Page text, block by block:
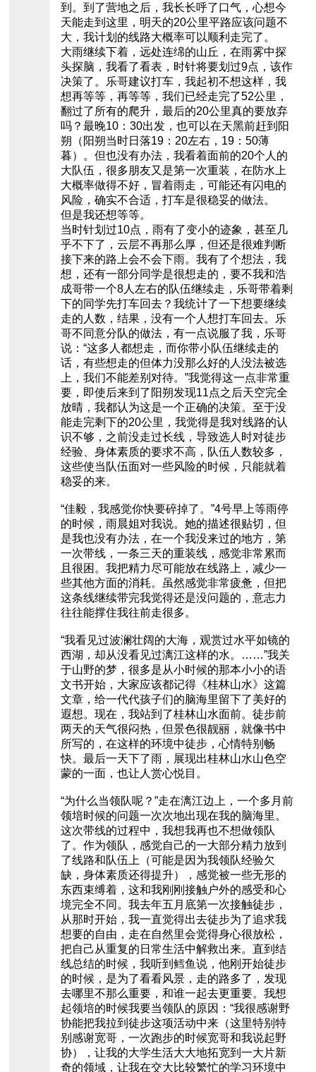
到。到了营地之后，我长长呼了口气，心想今
天能走到这里，明天的20公里平路应该问题不
大，我计划的线路大概率可以顺利走完了。
大雨继续下着，远处连绵的山丘，在雨雾中探
头探脑，我看了看表，时针将要划过9点，该作
决策了。乐哥建议打车，我起初不想这样，我
想再等等，再等等，我们已经走完了52公里，
翻过了所有的爬升，最后的20公里真的要放弃
吗？最晚10：30出发，也可以在天黑前赶到阳
朔（阳朔当时日落19：20左右，19：50薄
暮）。但也没有办法，我看着面前的20个人的
大队伍，很多朋友又是第一次重装，在防水上
大概率做得不好，冒着雨走，可能还有闪电的
风险，确实不合适，打车是很稳妥的做法。
但是我还想等等。
当时针划过10点，雨有了变小的迹象，甚至几
乎不下了，云层不再那么厚，但还是很难判断
接下来的路上会不会下雨。我有了个想法，我
想，还有一部分同学是很想走的，要不我和浩
成哥带一个8人左右的队伍继续走，乐哥带着剩
下的同学先打车回去？我统计了一下想要继续
走的人数，结果，没有一个人想打车回去。乐
哥不同意分队的做法，有一点说服了我，乐哥
说：“这多人都想走，而你带小队伍继续走的
话，有些想走的但体力没那么好的人没法被选
上，我们不能差别对待。”我觉得这一点非常重
要，即使后来到了阳朔发现11点之后天空完全
放晴，我都认为这是一个正确的决策。至于没
能走完剩下的20公里，我觉得是我对线路的认
识不够，之前没走过长线，导致选人时对徒步
经验、身体素质的要求不高，队伍人数较多，
这些使当队伍面对一些风险的时候，只能就着
稳妥的来。
“佳毅，我感觉你快要碎掉了。”4号早上等雨停
的时候，雨晨姐对我说。她的描述很贴切，但
是我也没有办法，在一个我没来过的地方，第
一次带线，一条三天的重装线，感觉非常累而
且很困。我把精力尽可能放在线路上，减少一
些其他方面的消耗。虽然感觉非常疲惫，但把
这条线继续带完我觉得还是没问题的，意志力
往往能撑住我往前走很多。
“我看见过波澜壮阔的大海，观赏过水平如镜的
西湖，却从没看见过漓江这样的水。……”我关
于山野的梦，很多是从小时候的那本小小的语
文书开始，大家应该都记得《桂林山水》这篇
文章，给一代代孩子们的脑海里留下了美好的
遐想。现在，我站到了桂林山水面前。徒步前
两天的天气很闷热，但景色很靓丽，就像书中
所写的，在这样的环境中徒步，心情特别畅
快。最后一天下了雨，展现出桂林山水山色空
蒙的一面，也让人赏心悦目。
“为什么当领队呢？”走在漓江边上，一个多月前
领培时候的问题一次次地出现在我的脑海里。
这次带线的过程中，我想我再也不想做领队
了。作为领队，感觉自己的一大部分精力放到
了线路和队伍上（可能是因为我领队经验欠
缺，身体素质还得提升），感觉被一些无形的
东西束缚着，这和我刚刚接触户外的感受和心
境完全不同。我去年五月底第一次接触徒步，
从那时开始，我一直觉得出去徒步为了追求我
想要的自由，走在自然里会觉得身心很放松，
把自己从重复的日常生活中解救出来。直到结
线总结的时候，我听到鳕鱼说，他刚开始徒步
的时候，是为了看看风景，走的路多了，发现
去哪里不那么重要，和谁一起去更重要。我想
起领培的时候我要当领队的原因：“我很感谢野
协能把我拉到徒步这项活动中来（这里特别特
别感谢宽哥，一次跑步的时候宽哥和我说起野
协），让我的大学生活大大地拓宽到一大片新
奇的领域，让我在交大比较繁忙的学习环境中